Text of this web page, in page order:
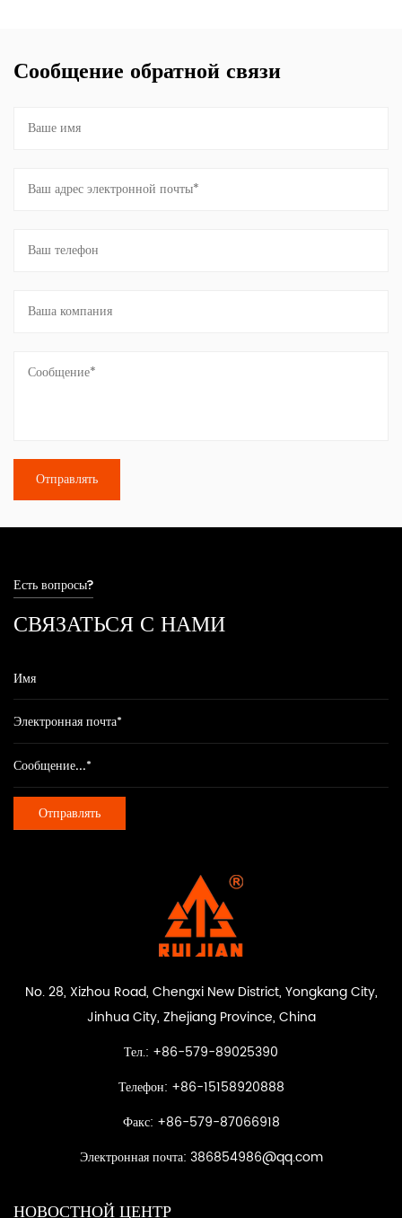
Сообщение обратной связи
Есть вопросы?
СВЯЗАТЬСЯ С НАМИ
No. 28, Xizhou Road, Chengxi New District, Yongkang City,
Jinhua City, Zhejiang Province, China
Тел.: +86-579-89025390
Телефон: +86-15158920888
Факс: +86-579-87066918
Электронная почта: 386854986@qq.com
НОВОСТНОЙ ЦЕНТР